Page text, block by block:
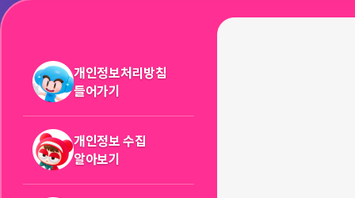
개인정보처리방침
들어가기
개인정보 수집
알아보기